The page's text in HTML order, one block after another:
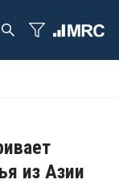
из Азии